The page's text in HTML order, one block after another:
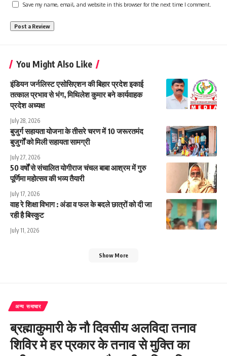
Save my name, email, and website in this browser for the next time I comment.
You Might Also Like
इंडियन जर्नलिस्ट एसोसिएशन की बिहार प्रदेश इकाई
तत्काल प्रभाव से भंग, मिथिलेश कुमार बने कार्यवाहक
प्रदेश अध्यक्ष
July 28, 2026
बुजुर्ग सहायता योजना के तीसरे चरण में 10 जरूरतमंद
बुजुर्गों को मिली सहायता सामग्री
July 27, 2026
50 वर्षों से संचालित योगीराज चंचल बाबा आश्रम में गुरु
पूर्णिमा महोत्सव की भव्य तैयारी
July 17, 2026
वाह रे शिक्षा विभाग : अंडा व फल के बदले छात्रों को दी जा
रही है बिस्कुट
July 11, 2026
Show More
अन्य समाचार
ब्रह्माकुमारी के नौ दिवसीय अलविदा तनाव
शिविर मे हर प्रकार के तनाव से मुक्ति का